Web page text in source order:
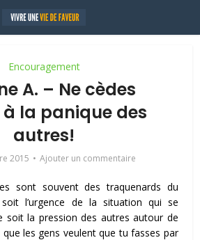
Encouragement
A. – Ne cèdes
la panique des
autres!
2015 Ajouter un commentaire
sont souvent des traquenards du
l’urgence de la situation qui se
soit la pression des autres autour de
les gens veulent que tu fasses par